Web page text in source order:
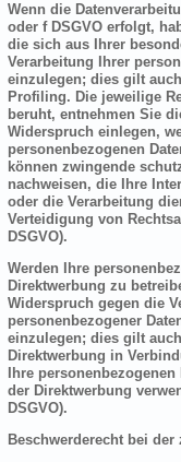
Wenn die
oder f DSGVO erfolgt,
die sich aus Ihrer
Verarbeitung Ihrer
einzulegen; dies gilt
Profiling. Die jeweilige
beruht, entnehmen Sie
Widerspruch einlegen,
personenbezogenen
können zwingende
nachweisen, die Ihre
oder die Verarbeitung
Verteidigung von
DSGVO).
Werden Ihre
Direktwerbung zu
Widerspruch gegen die
personenbezogener
einzulegen; dies gilt
Direktwerbung in
Ihre
der Direktwerbung
DSGVO).
Beschwerderecht bei